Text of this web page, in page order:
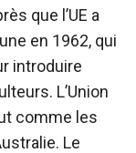
que l’UE a
en 1962, qui
introduire
L’Union
comme les
Le